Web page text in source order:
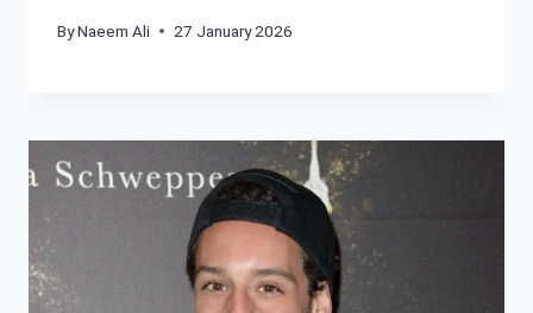
ByNaeem Ali 27 January 2026